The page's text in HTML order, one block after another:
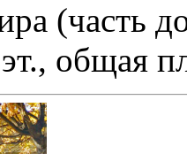
(часть
общая